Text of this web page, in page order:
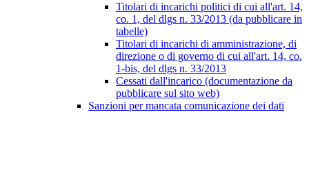
Titolari di incarichi politici di cui all'art. 14,
co. 1, del dlgs n. 33/2013 (da pubblicare in
tabelle)
Titolari di incarichi di amministrazione, di
direzione o di governo di cui all'art. 14, co.
1-bis, del dlgs n. 33/2013
Cessati dall'incarico (documentazione da
pubblicare sul sito web)
Sanzioni per mancata comunicazione dei dati